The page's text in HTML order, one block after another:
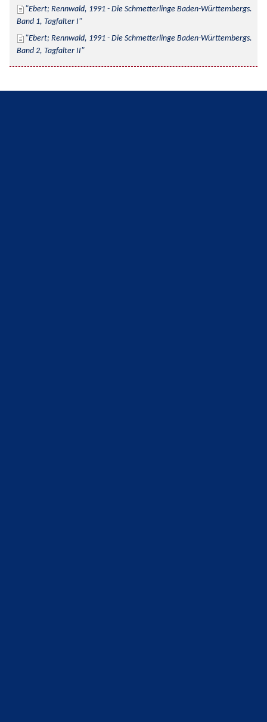
Ebert; Rennwald, 1991 - Die Schmetterlinge Baden-Württembergs.
Band 1, Tagfalter I
Ebert; Rennwald, 1991 - Die Schmetterlinge Baden-Württembergs.
Band 2, Tagfalter II